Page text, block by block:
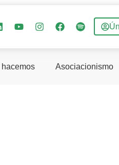
hacemos Asociacionismo